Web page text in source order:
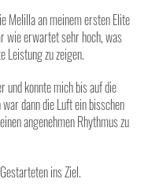
Melilla an meinem ersten Elite
wie erwartet sehr hoch, was
Leistung zu zeigen.
und konnte mich bis auf die
dann die Luft ein bisschen
angenehmen Rhythmus zu
ins Ziel.